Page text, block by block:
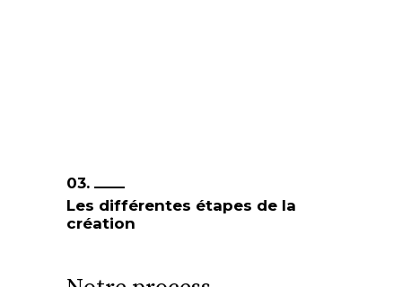
03.
Les différentes étapes de la
création